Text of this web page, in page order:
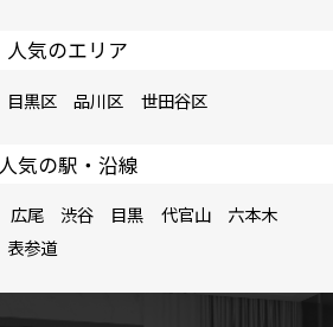
人気のエリア
目黒区 品川区 世田谷区
人気の駅・沿線
広尾 渋谷 目黒 代官山
六本木
表参道